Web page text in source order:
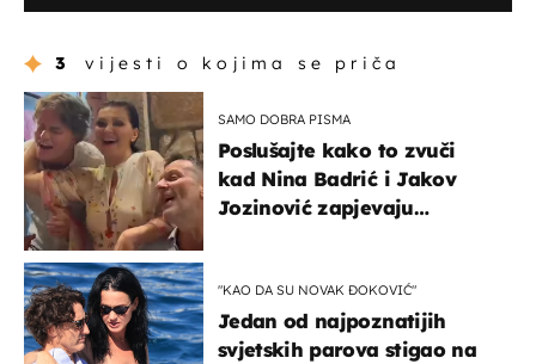
3 vijesti o kojima se priča
SAMO DOBRA PISMA
Poslušajte kako to zvuči
kad Nina Badrić i Jakov
Jozinović zapjevaju
"KAO DA SU NOVAK ĐOKOVIĆ"
Jedan od najpoznatijih
svjetskih parova stigao na